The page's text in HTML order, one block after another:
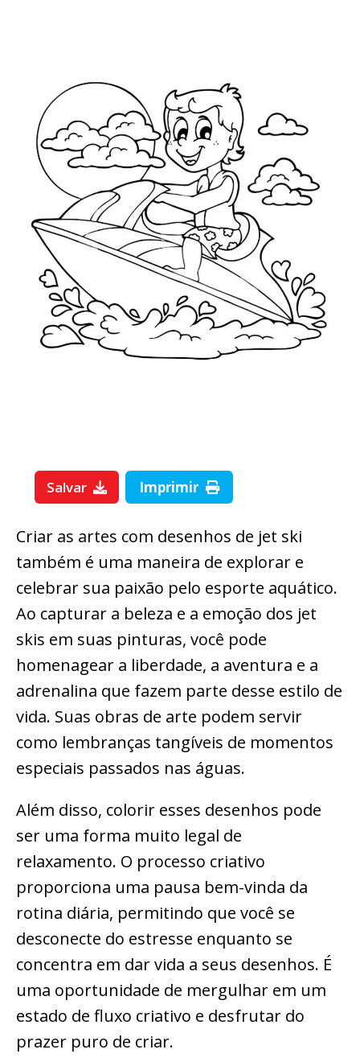
Salvar Imprimir
Criar as artes com desenhos de jet ski
também é uma maneira de explorar e
celebrar sua paixão pelo esporte aquático.
Ao capturar a beleza e a emoção dos jet
skis em suas pinturas, você pode
homenagear a liberdade, a aventura e a
adrenalina que fazem parte desse estilo de
vida. Suas obras de arte podem servir
como lembranças tangíveis de momentos
especiais passados nas águas.
Além disso, colorir esses desenhos pode
ser uma forma muito legal de
relaxamento. O processo criativo
proporciona uma pausa bem-vinda da
rotina diária, permitindo que você se
desconecte do estresse enquanto se
concentra em dar vida a seus desenhos. É
uma oportunidade de mergulhar em um
estado de fluxo criativo e desfrutar do
prazer puro de criar.